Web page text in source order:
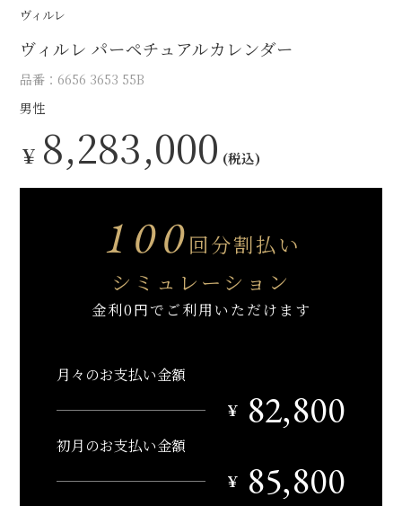
ヴィルレ
ヴィルレ パーペチュアルカレンダー
品番：6656 3653 55B
男性
￥ 8,283,000 (税込)
100回分割払い
シミュレーション
金利0円でご利用いただけます
月々のお支払い金額
￥ 82,800
初月のお支払い金額
￥ 85,800